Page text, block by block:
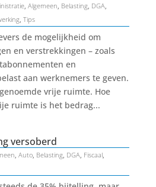
, Algemeen Belasting, DGA
, Tips
de mogelijkheid om
en verstrekkingen – zoals
en
aan werknemers te geven.
vrije ruimte. Hoe
ruimte is het bedrag...
versoberd
, Auto, Belasting, DGA, Fiscaal,